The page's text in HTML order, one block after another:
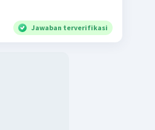
Jawaban terverifikasi